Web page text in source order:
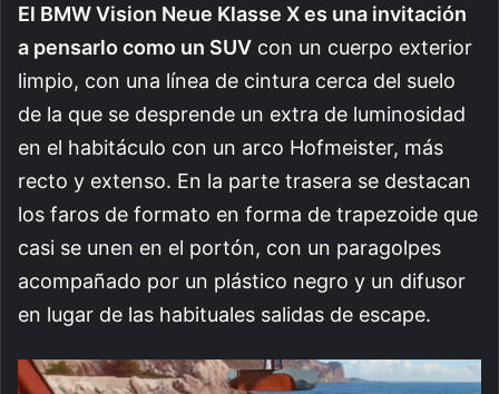
El BMW Vision Neue Klasse X es una invitación
a pensarlo como un SUV con un cuerpo exterior
limpio, con una línea de cintura cerca del suelo
de la que se desprende un extra de luminosidad
en el habitáculo con un arco Hofmeister, más
recto y extenso. En la parte trasera se destacan
los faros de formato en forma de trapezoide que
casi se unen en el portón, con un paragolpes
acompañado por un plástico negro y un difusor
en lugar de las habituales salidas de escape.